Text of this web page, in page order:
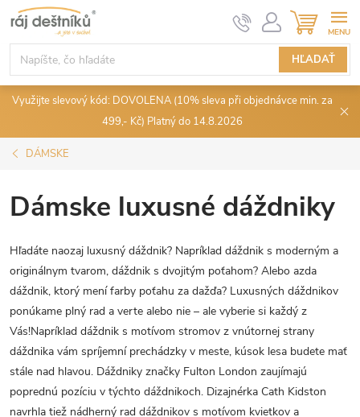
Prejsť
na
obsah
HĽADAŤ
KOŠÍK
Využijte slevový kód: DOVOLENA (10% sleva při objednávce min. za
499,- Kč) Platný do 14.8.2026
DÁMSKE
Dámske luxusné dáždniky
Hľadáte naozaj luxusný dáždnik? Napríklad dáždnik s moderným a
originálnym tvarom, dáždnik s dvojitým poťahom? Alebo azda
dáždnik, ktorý mení farby poťahu za dažďa? Luxusných dáždnikov
ponúkame plný rad a verte alebo nie – ale vyberie si každý z
Vás!Napríklad dáždnik s motívom stromov z vnútornej strany
dáždnika vám spríjemní prechádzky v meste, kúsok lesa budete mať
stále nad hlavou. Dáždniky značky Fulton London zaujímajú
poprednú pozíciu v týchto dáždnikoch. Dizajnérka Cath Kidston
navrhla tiež nádherný rad dáždnikov s motívom kvietkov a